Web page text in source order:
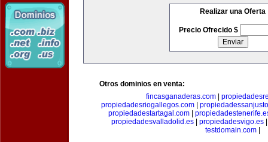
Realizar una Oferta
Precio Ofrecido $
Otros dominios en venta:
fincasganaderas.com|
propiedadesriogallegos.com|
propiedadestartagal.com|
propiedadesvalladolid.es
propiedadesvigo.es
testdomain.com